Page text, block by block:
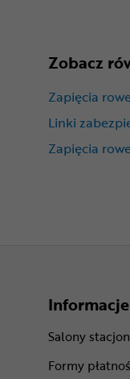
Zobacz
Zapięcia
Linki
Zapięcia
Informacje
Salony
Formy